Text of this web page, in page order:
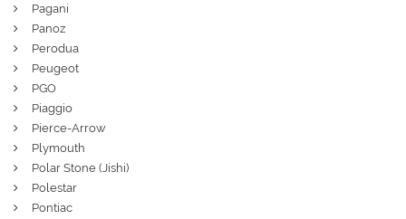
Pagani
Panoz
Perodua
Peugeot
PGO
Piaggio
Pierce-Arrow
Plymouth
Polar Stone (Jishi)
Polestar
Pontiac